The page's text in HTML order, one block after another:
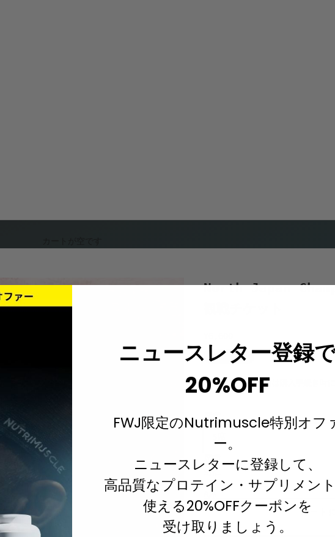
North Japan
66 ポイント
税込み価格 配送料 は購入手続き時
席種:
席種
S席
A席
数量を減らす数量を増やす
カート
ニュースレター登録
20%OFF
FWJ限定のNutrimuscle特別オフ
ー。
ニュースレターに登録して、
高品質なプロテイン・サプリメン
使える20%OFFクーポンを
受け取りましょう。